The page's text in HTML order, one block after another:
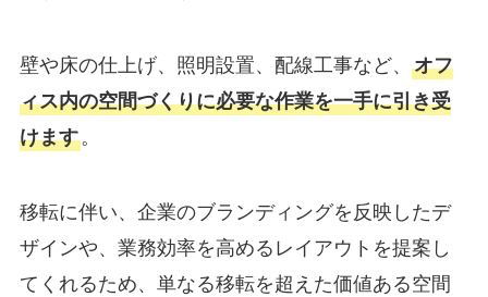
壁や床の仕上げ、照明設置、配線工事など、 オフ
ィス内の空間づくりに必要な作業を一手に引き受
けます。
移転に伴い、企業のブランディングを反映したデ
ザインや、業務効率を高めるレイアウトを提案し
てくれるため、単なる移転を超えた価値ある空間